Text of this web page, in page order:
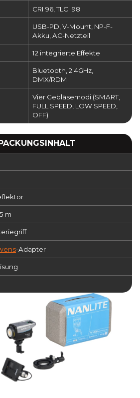
CRI 96, TLCI 98
USB-PD, V-Mount, NP-F-
Akku, AC-Netzteil
12 integrierte Effekte
Bluetooth, 2.4GHz,
DMX/RDM
Vier Gebläsemodi (SMART,
FULL SPEED, LOW SPEED,
OFF)
m
-Adapter